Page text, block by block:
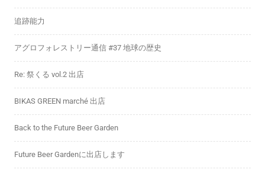
追跡能力
アグロフォレストリー通信 #37 地球の歴史
Re: 祭くる vol.2 出店
BIKAS GREEN marché 出店
Back to the Future Beer Garden
Future Beer Gardenに出店します